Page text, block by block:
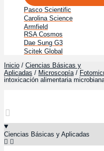
Pasco Scientific
Carolina Science
Armfield
RSA Cosmos
Dae Sung G3
Scitek Global
Inicio / Ciencias Básicas y
Aplicadas / Microscopía/
intoxicación alimentaria
Ciencias Básicas y Aplicadas